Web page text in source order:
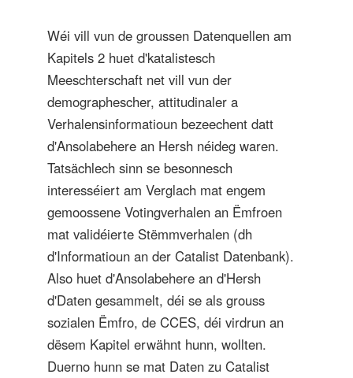
Wéi vill vun de groussen Datenquellen am
Kapitels 2 huet d'katalistesch
Meeschterschaft net vill vun der
demographescher, attitudinaler a
Verhalensinformatioun bezeechent datt
d'Ansolabehere an Hersh néideg waren.
Tatsächlech sinn se besonnesch
interesséiert am Verglach mat engem
gemoossene Votingverhalen an Ëmfroen
mat validéierte Stëmmverhalen (dh
d'Informatioun an der Catalist Datenbank).
Also huet d'Ansolabehere an d'Hersh
d'Daten gesammelt, déi se als grouss
sozialen Ëmfro, de CCES, déi virdrun an
dësem Kapitel erwähnt hunn, wollten.
Duerno hunn se mat Daten zu Catalist